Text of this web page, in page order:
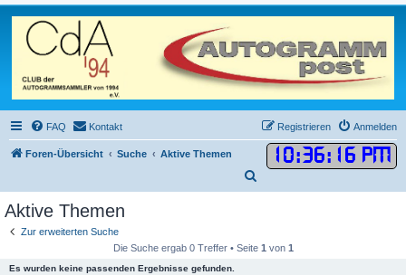
FAQ Kontakt Anmelden
Registrieren
Foren-Übersicht Suche Aktive Themen 10:36: 16 PM
Aktive Themen
Zur erweiterten Suche
Die Suche ergab 0 Treffer • Seite 1 von 1
Es wurden keine passenden Ergebnisse gefunden.